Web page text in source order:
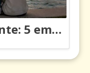
Resiliencia migrante: 5 emociones y cómo gestionarlas